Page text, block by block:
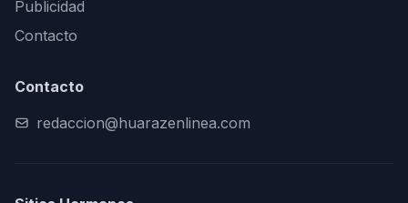
Publicidad
Contacto
Contacto
redaccion@huarazenlinea.com